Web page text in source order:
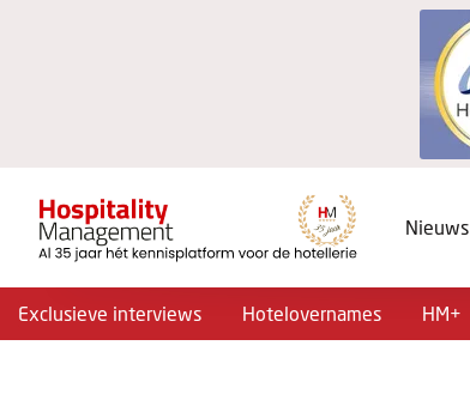
Nieuws
Exclusieve interviews Hotelovernames HM+